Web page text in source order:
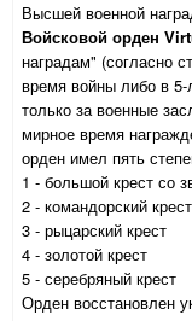
Высшей военной
Войсковой орден
наградам" (согласно
время войны либо в 5-
только за военные
мирное время
орден имел пять
1 - большой крест со
2 - командорский крест
3 - рыцарский крест
4 - золотой крест
5 - серебряный крест
Орден восстановлен